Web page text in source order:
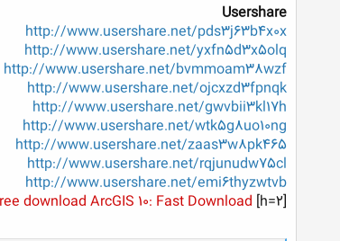
Usershare
http://www.usershare.net/pds3j63b4x0x
http://www.usershare.net/yxfn5d3x5olq
http://www.usershare.net/bvmmoam38wzf
http://www.usershare.net/ojcxzd3fpnqk
http://www.usershare.net/gwvbii3kl17h
http://www.usershare.net/wtk5g8uo10ng
http://www.usershare.net/zaas3w8pk465
http://www.usershare.net/rqjunudw75cl
http://www.usershare.net/emi6thyzwtvb
[h=2]
download ArcGIS 10: Fast Download